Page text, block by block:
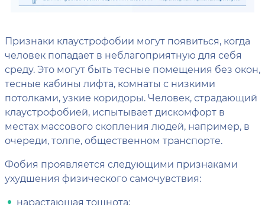
Признаки клаустрофобии могут появиться, когда
человек попадает в неблагоприятную для себя
среду. Это могут быть тесные помещения без окон,
тесные кабины лифта, комнаты с низкими
потолками, узкие коридоры. Человек, страдающий
клаустрофобией, испытывает дискомфорт в
местах массового скопления людей, например, в
очереди, толпе, общественном транспорте.
Фобия проявляется следующими признаками
ухудшения физического самочувствия:
нарастающая тошнота;